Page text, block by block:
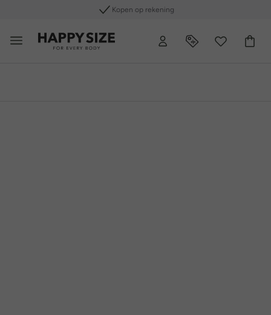
Gratis retourneren